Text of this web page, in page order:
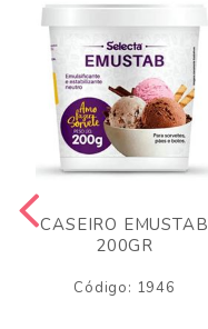
CASEIRO EMUSTAB
200GR
Código: 1946